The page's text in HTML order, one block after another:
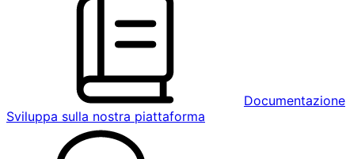
Documentazione
Sviluppa sulla nostra piattaforma